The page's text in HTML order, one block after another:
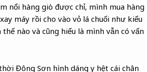
nổi hàng giò được chỉ, mình mua hàng
máy rồi cho vào vỏ lá chuối như kiểu
nào và cũng hiểu là mình vẫn có vấn
Đông Sơn hình dáng y hệt cái chân